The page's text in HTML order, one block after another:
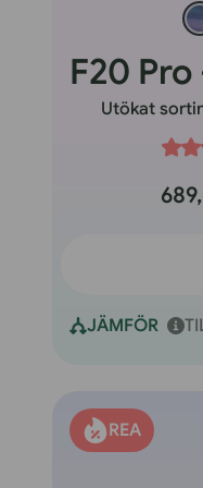
O
V
A
E
Utökat
JÄMFÖR
REA